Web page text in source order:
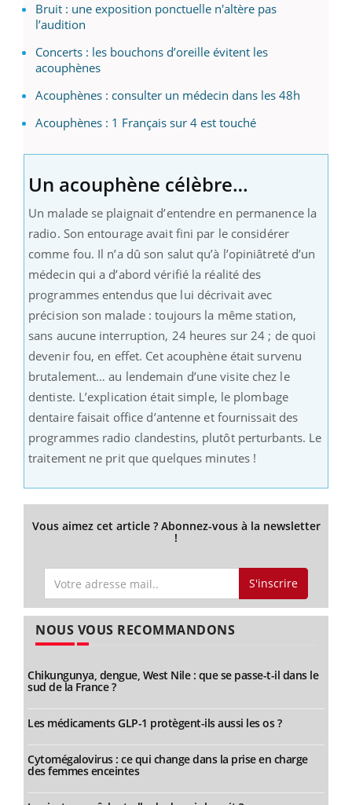
Bruit : une exposition ponctuelle n'altère pas
l’audition
Concerts : les bouchons d’oreille évitent les
acouphènes
Acouphènes : consulter un médecin dans les 48h
Acouphènes : 1 Français sur 4 est touché
Un acouphène célèbre…
Un malade se plaignait d’entendre en permanence la
radio. Son entourage avait fini par le considérer
comme fou. Il n’a dû son salut qu’à l’opiniâtreté d’un
médecin qui a d’abord vérifié la réalité des
programmes entendus que lui décrivait avec
précision son malade : toujours la même station,
sans aucune interruption, 24 heures sur 24 ; de quoi
devenir fou, en effet. Cet acouphène était survenu
brutalement… au lendemain d’une visite chez le
dentiste. L’explication était simple, le plombage
dentaire faisait office d’antenne et fournissait des
programmes radio clandestins, plutôt perturbants. Le
traitement ne prit que quelques minutes !
Vous aimez cet article ? Abonnez-vous à la newsletter
!
S'inscrire
NOUS VOUS RECOMMANDONS
Chikungunya, dengue, West Nile : que se passe-t-il dans le
sud de la France ?
Les médicaments GLP-1 protègent-ils aussi les os ?
Cytomégalovirus : ce qui change dans la prise en charge
des femmes enceintes